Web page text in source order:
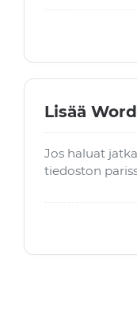
Lisää
Jos haluat
tiedoston